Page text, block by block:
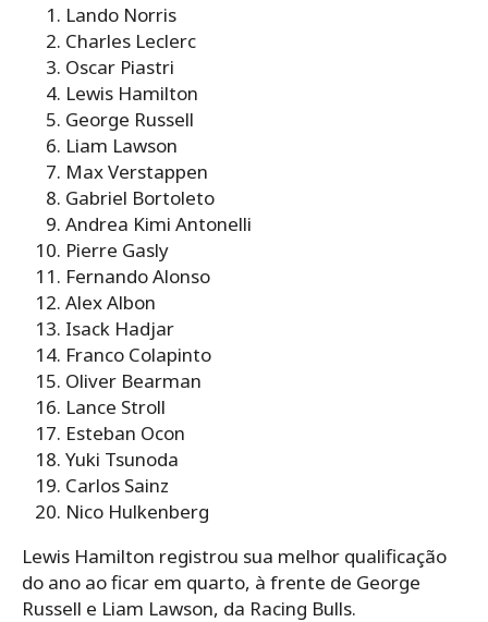
Lando Norris
Charles Leclerc
Oscar Piastri
Lewis Hamilton
George Russell
Liam Lawson
Max Verstappen
Gabriel Bortoleto
Andrea Kimi Antonelli
Pierre Gasly
Fernando Alonso
Alex Albon
Isack Hadjar
Franco Colapinto
Oliver Bearman
Lance Stroll
Esteban Ocon
Yuki Tsunoda
Carlos Sainz
Nico Hulkenberg
Lewis Hamilton registrou sua melhor qualificação
do ano ao ficar em quarto, à frente de George
Russell e Liam Lawson, da Racing Bulls.